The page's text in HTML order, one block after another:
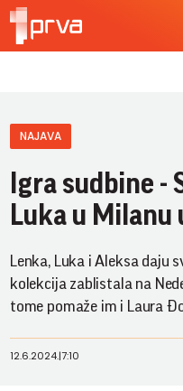
NAJAVA
Igra sudbine -
Luka u Milanu
Lenka, Luka i Aleksa daju
kolekcija zablistala na
tome pomaže im i Laura
12.6.2024.|7:10